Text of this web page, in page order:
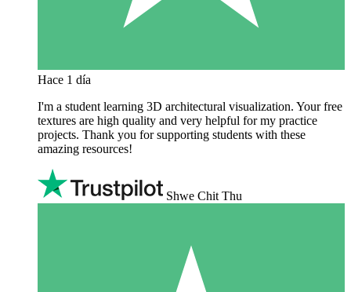
Hace 1 día
I'm a student learning 3D architectural visualization. Your free
textures are high quality and very helpful for my practice
projects. Thank you for supporting students with these
amazing resources!
Shwe Chit Thu